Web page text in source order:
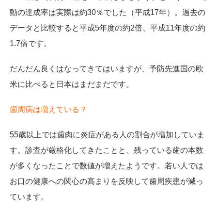
動の達成率は実際は約30％でした（平成17年）。過去の
データと比較すると平成5年度の約2倍、平成11年度の約
1.7倍です。
だんだん良くはなってきてはいますが、予防先進国の欧
米に比べると日本はまだまだです。
歯周病は増えている？
55歳以上では歯肉に炎症がある人の割合が増加していま
す。診査が厳格化してきたことと、残っている歯の本数
が多くなったことで数値が増えたようです。若い人では
お口の健康への関心の高まりを反映して歯周疾患が減っ
ています。